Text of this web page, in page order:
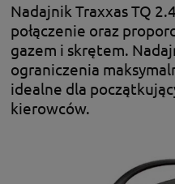
Nadajnik Traxxas TQ
połączenie oraz
gazem i skrętem.
ograniczenia
idealne dla
kierowców.